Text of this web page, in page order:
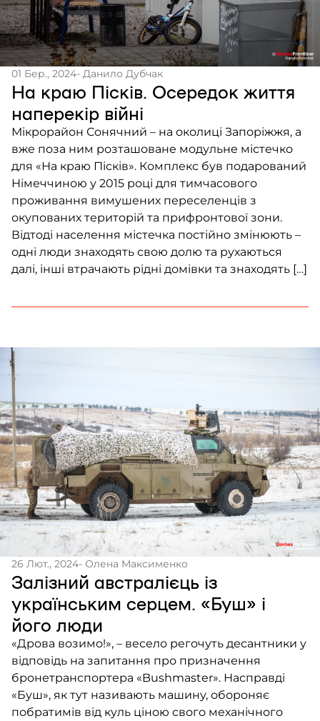
01 Бер., 2024- Данило Дубчак
На краю Пісків. Осередок життя
наперекір війні
Мікрорайон Сонячний – на околиці Запоріжжя, а
вже поза ним розташоване модульне містечко
для «На краю Пісків». Комплекс був подарований
Німеччиною у 2015 році для тимчасового
проживання вимушених переселенців з
окупованих територій та прифронтової зони.
Відтоді населення містечка постійно змінюють –
одні люди знаходять свою долю та рухаються
далі, інші втрачають рідні домівки та знаходять […]
26 Лют., 2024- Олена Максименко
Залізний австралієць із
українським серцем. «Буш» і
його люди
«Дрова возимо!», – весело регочуть десантники у
відповідь на запитання про призначення
бронетранспортера «Bushmaster». Насправді
«Буш», як тут називають машину, обороняє
побратимів від куль ціною свого механічного